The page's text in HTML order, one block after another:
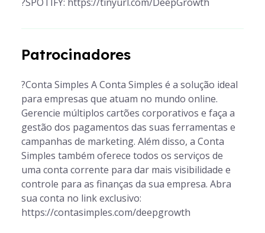
Patrocinadores
?Conta Simples A Conta Simples é a solução ideal
para empresas que atuam no mundo online.
Gerencie múltiplos cartões corporativos e faça a
gestão dos pagamentos das suas ferramentas e
campanhas de marketing. Além disso, a Conta
Simples também oferece todos os serviços de
uma conta corrente para dar mais visibilidade e
controle para as finanças da sua empresa. Abra
sua conta no link exclusivo: ​
https://contasimples.com/deepgrowth​